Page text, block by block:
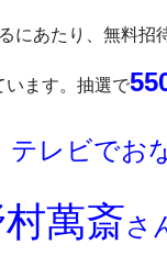
にあたり、無料招
います。抽選で
テレビでお
萬斎さ